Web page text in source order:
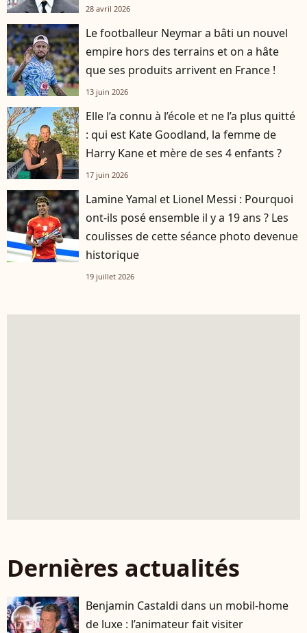
28 avril 2026
Le footballeur Neymar a bâti un nouvel
empire hors des terrains et on a hâte
que ses produits arrivent en France !
13 juin 2026
Elle l’a connu à l’école et ne l’a plus quitté
: qui est Kate Goodland, la femme de
Harry Kane et mère de ses 4 enfants ?
17 juin 2026
Lamine Yamal et Lionel Messi : Pourquoi
ont-ils posé ensemble il y a 19 ans ? Les
coulisses de cette séance photo devenue
historique
19 juillet 2026
Dernières actualités
Benjamin Castaldi dans un mobil-home
de luxe : l’animateur fait visiter